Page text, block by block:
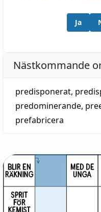
Ja
Nästkommande
predisponerat,
predominerande,
prefabricera